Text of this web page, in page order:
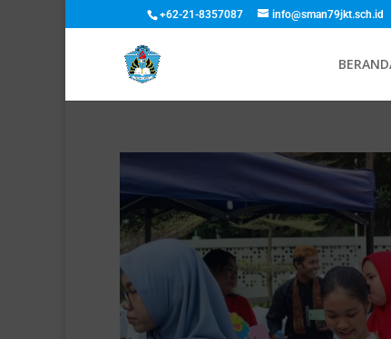
+62-21-8357087 info@sman79jkt.sch.id